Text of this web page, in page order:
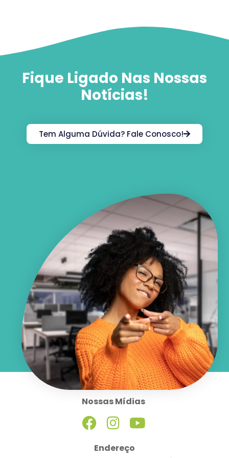
Fique Ligado Nas Nossas
Notícias!
Tem Alguma Dúvida? Fale Conosco!
Endereço
Nossas Mídias